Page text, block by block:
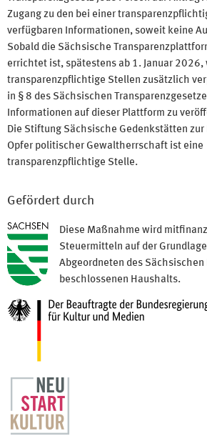
Zugang zu den bei einer
verfügbaren Informationen, soweit keine
Sobald die Sächsische
errichtet ist, spätestens ab 1. Januar 2026,
transparenzpflichtige Stellen zusätzlich
in § 8 des Sächsischen
Informationen auf dieser Plattform zu
Die Stiftung Sächsische Gedenkstätten zur
Opfer politischer Gewaltherrschaft ist eine
transparenzpflichtige Stelle.
Gefördert durch
Diese Maßnahme wird
Steuermitteln auf der
Abgeordneten des Sächsischen
beschlossenen Haushalts.